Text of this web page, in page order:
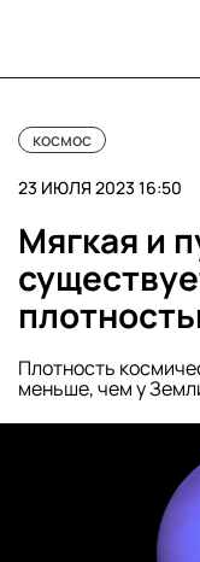
космос
23 ИЮЛЯ 2023 16:50
Мягкая и
Плотность
меньше, чем у